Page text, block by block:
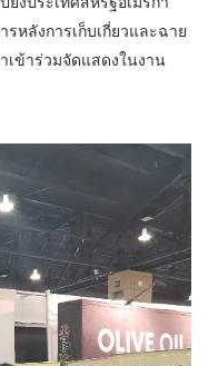
หลังการเก็บเกี่ยวและฉาย
เข้าร่วมจัดแสดงในงาน